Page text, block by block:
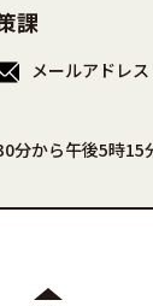
課
メールアドレス
分から午後5時15